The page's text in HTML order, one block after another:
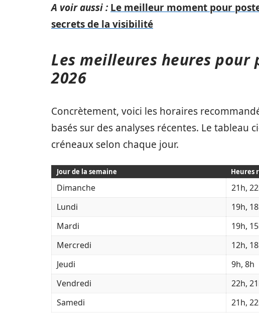
A voir aussi : Le meilleur moment pour
secrets de la visibilité
Les meilleures heures
2026
Concrètement, voici les horaires
basés sur des analyses récentes. Le tableau
créneaux selon chaque jour.
Jour de la semaine Heures
Dimanche
21h,
Lundi
19h,
Mardi
19h,
Mercredi
12h,
Jeudi
9h, 8h
Vendredi
22h,
Samedi
21h,